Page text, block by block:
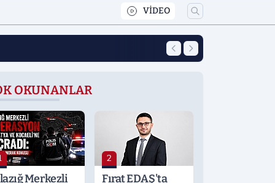
VİDEO
13:46 Elazığ'da
OKUNANLAR
Merkezli
2
Fırat EDAŞ'ta